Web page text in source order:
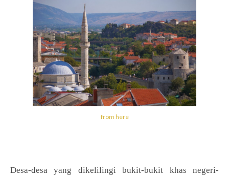
from here
Desa-desa yang dikelilingi bukit-bukit khas negeri-